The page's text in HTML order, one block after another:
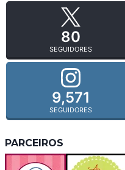
80
SEGUIDORES
9,571
SEGUIDORES
PARCEIROS